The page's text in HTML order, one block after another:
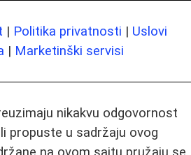
| Politika privatnosti | Uslovi
| Marketinški servisi
nikakvu odgovornost
propuste u sadržaju ovog